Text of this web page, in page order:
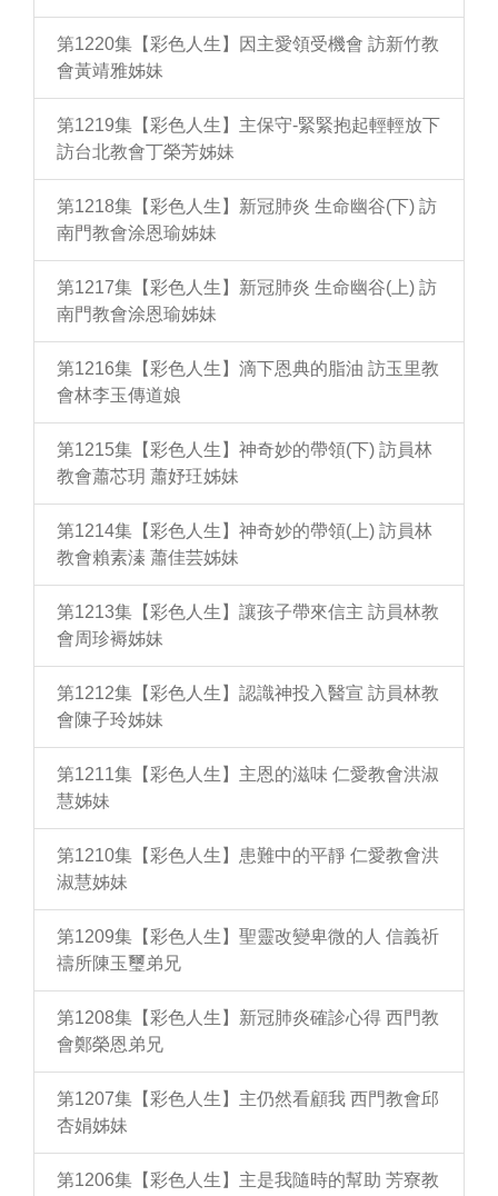
第1220集【彩色人生】因主愛領受機會 訪新竹教
會黃靖雅姊妹
第1219集【彩色人生】主保守-緊緊抱起輕輕放下
訪台北教會丁榮芳姊妹
第1218集【彩色人生】新冠肺炎 生命幽谷(下) 訪
南門教會涂恩瑜姊妹
第1217集【彩色人生】新冠肺炎 生命幽谷(上) 訪
南門教會涂恩瑜姊妹
第1216集【彩色人生】滴下恩典的脂油 訪玉里教
會林李玉傳道娘
第1215集【彩色人生】神奇妙的帶領(下) 訪員林
教會蕭芯玥 蕭妤玨姊妹
第1214集【彩色人生】神奇妙的帶領(上) 訪員林
教會賴素溱 蕭佳芸姊妹
第1213集【彩色人生】讓孩子帶來信主 訪員林教
會周珍褥姊妹
第1212集【彩色人生】認識神投入醫宣 訪員林教
會陳子玲姊妹
第1211集【彩色人生】主恩的滋味 仁愛教會洪淑
慧姊妹
第1210集【彩色人生】患難中的平靜 仁愛教會洪
淑慧姊妹
第1209集【彩色人生】聖靈改變卑微的人 信義祈
禱所陳玉璽弟兄
第1208集【彩色人生】新冠肺炎確診心得 西門教
會鄭榮恩弟兄
第1207集【彩色人生】主仍然看顧我 西門教會邱
杏娟姊妹
第1206集【彩色人生】主是我隨時的幫助 芳寮教